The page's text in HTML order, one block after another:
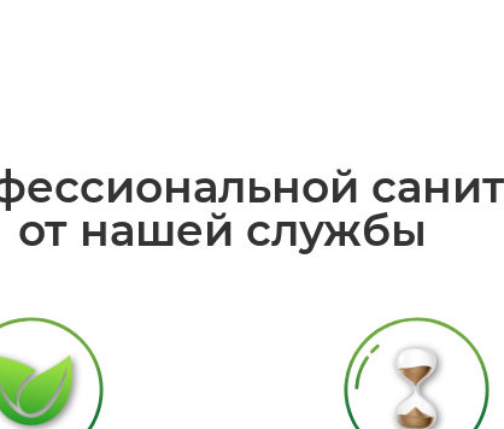
от нашей службы